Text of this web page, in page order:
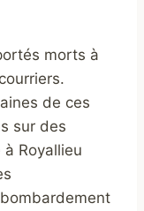
morts à
de ces
sur des
Royallieu